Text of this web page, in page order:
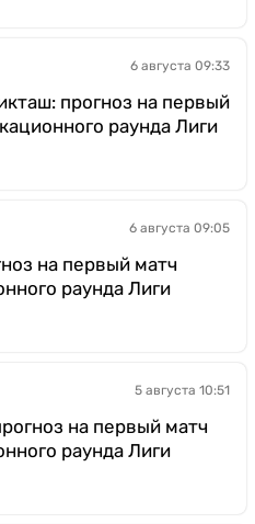
6 августа 09:33
прогноз на первый
раунда Лиги
6 августа 09:05
на первый матч
раунда Лиги
5 августа 10:51
на первый матч
раунда Лиги